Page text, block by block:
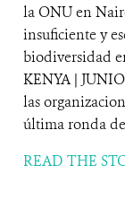
la ONU en
insuficiente y
biodiversidad
KENYA |
las
última ronda de
READ THE